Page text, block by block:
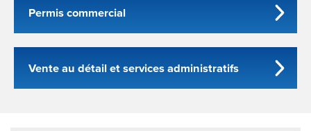
Permis commercial
Vente au détail et services administratifs